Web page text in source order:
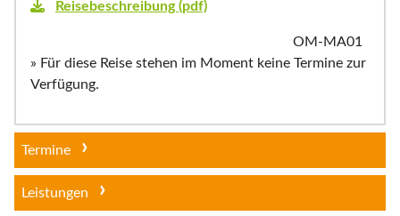
Reisebeschreibung (pdf)
OM-MA01
» Für diese Reise stehen im Moment keine Termine zur
Verfügung.
Termine
Leistungen